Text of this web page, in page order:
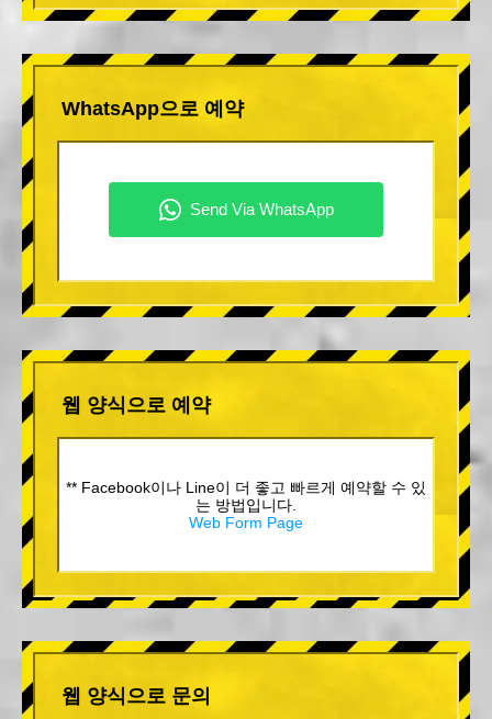
WhatsApp으로 예약
웹 양식으로 예약
** Facebook이나 Line이 더 좋고 빠르게 예약할 수 있
는 방법입니다.
Web Form Page
웹 양식으로 문의